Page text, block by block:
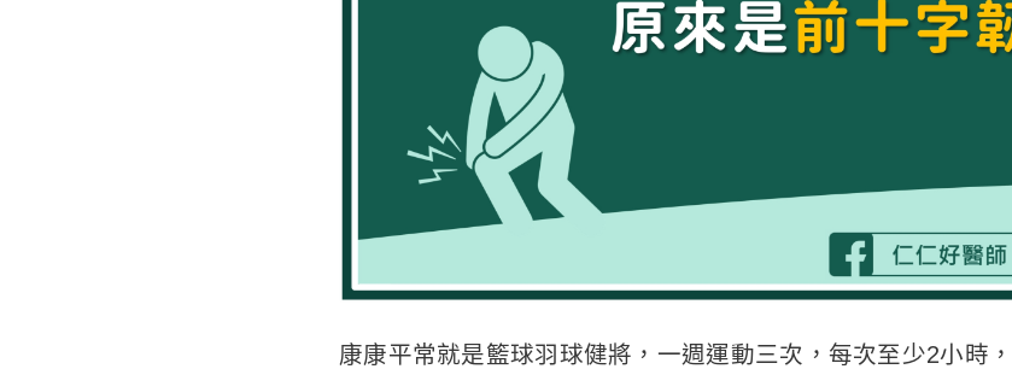
康康平常就是籃球羽球健將，一週運動三次，每次至少2小時